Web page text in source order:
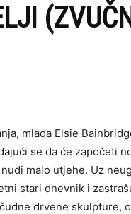
mlada Elsie
se da će započeti
malo utjehe. Uz
stari dnevnik i
drvene skulpture,